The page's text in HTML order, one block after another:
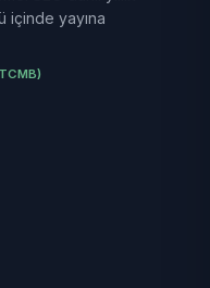
içinde yayına